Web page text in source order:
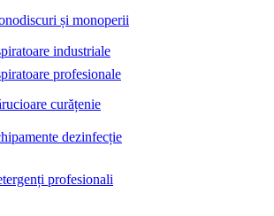
și monoperii
industriale
profesionale
curățenie
dezinfecție
profesionali